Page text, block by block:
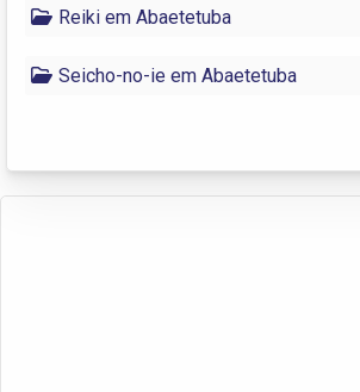
Reiki em Abaetetuba
Seicho-no-ie em Abaetetuba